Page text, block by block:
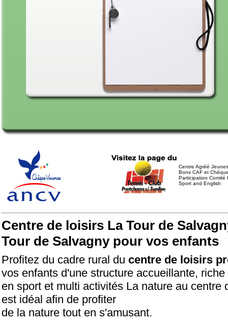
Centre Agréé
Bons CAF et
Participation Comité
Sport and English
Centre de loisirs La Tour de
Tour de Salvagny pour vos enfants
Profitez du cadre rural du centre de loisirs
vos enfants d'une structure accueillante, riche
en sport et multi activités La nature au
est idéal afin de profiter
de la nature tout en s'amusant.